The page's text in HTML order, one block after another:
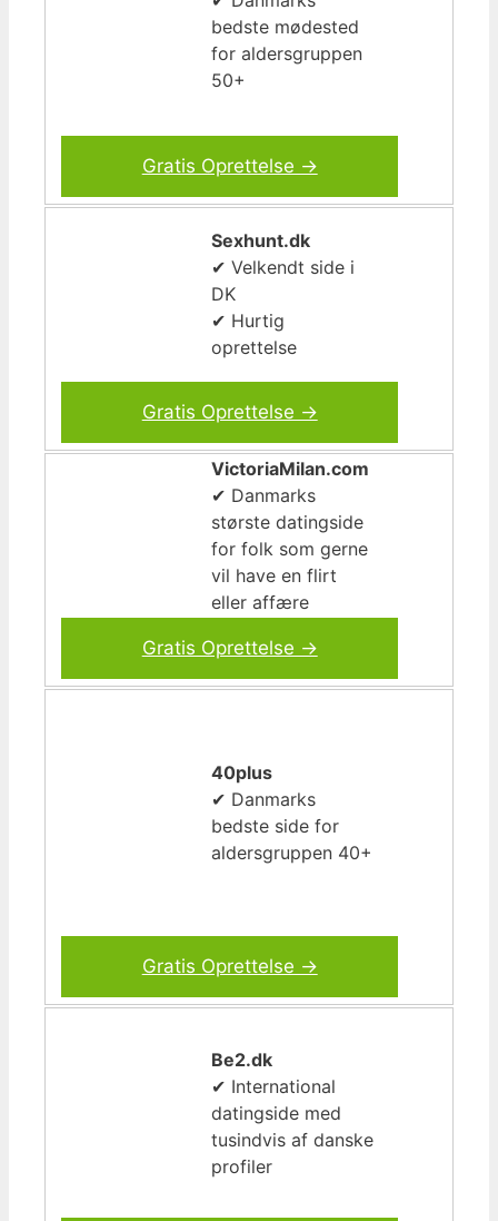
bedste mødested
for aldersgruppen
50+
Gratis Oprettelse →
Sexhunt.dk
✔ Velkendt side i
DK
✔ Hurtig
oprettelse
Gratis Oprettelse →
VictoriaMilan.com
✔ Danmarks
største datingside
for folk som gerne
vil have en flirt
eller affære
Gratis Oprettelse →
40plus
✔ Danmarks
bedste side for
aldersgruppen 40+
Gratis Oprettelse →
Be2.dk
✔ International
datingside med
tusindvis af danske
profiler